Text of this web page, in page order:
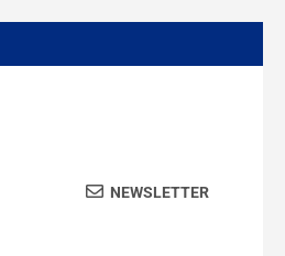
NEWSLETTER